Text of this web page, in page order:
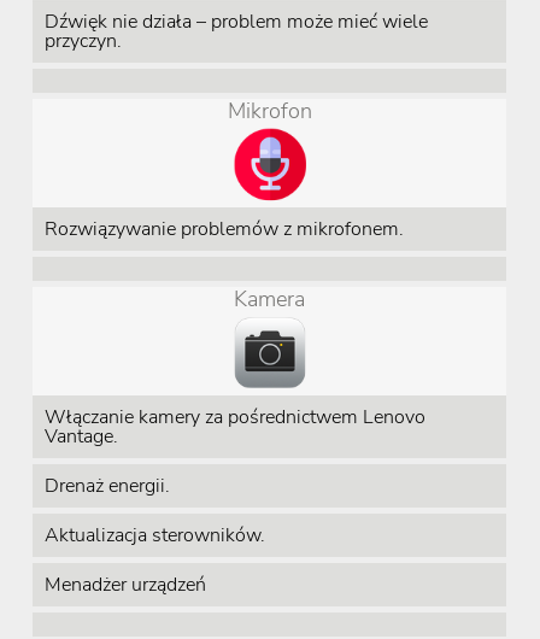
Dźwięk nie działa – problem może mieć wiele
przyczyn.
Mikrofon
Rozwiązywanie problemów z mikrofonem.
Kamera
Włączanie kamery za pośrednictwem Lenovo
Vantage.
Drenaż energii.
Aktualizacja sterowników.
Menadżer urządzeń